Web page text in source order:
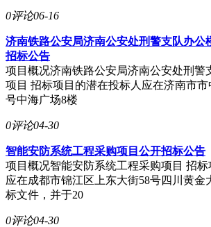
0评论06-16
济南铁路公安局济南公安处刑警支队办公
招标公告
项目概况济南铁路公安局济南公安处刑警
项目 招标项目的潜在投标人应在济南市市
号中海广场8楼
0评论04-30
智能安防系统工程采购项目公开招标公告
项目概况智能安防系统工程采购项目 招标
应在成都市锦江区上东大街58号四川黄金
标文件，并于20
0评论04-30